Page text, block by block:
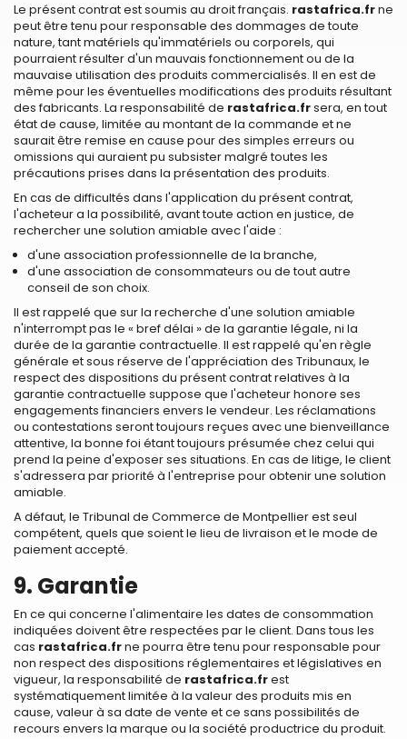
Le présent contrat est soumis au droit français. rastafrica.frne
peut être tenu pour responsable des dommages de toute
nature, tant matériels qu'immatériels ou corporels, qui
pourraient résulter d'un mauvais fonctionnement ou de la
mauvaise utilisation des produits commercialisés. Il en est de
même pour les éventuelles modifications des produits résultant
des fabricants. La responsabilité de rastafrica.frsera, en tout
état de cause, limitée au montant de la commande et ne
saurait être remise en cause pour des simples erreurs ou
omissions qui auraient pu subsister malgré toutes les
précautions prises dans la présentation des produits.
En cas de difficultés dans l'application du présent contrat,
l'acheteur a la possibilité, avant toute action en justice, de
rechercher une solution amiable avec l'aide :
d'une association professionnelle de la branche,
d'une association de consommateurs ou de tout autre
conseil de son choix.
Il est rappelé que sur la recherche d'une solution amiable
n'interrompt pas le « bref délai » de la garantie légale, ni la
durée de la garantie contractuelle. Il est rappelé qu'en règle
générale et sous réserve de l'appréciation des Tribunaux, le
respect des dispositions du présent contrat relatives à la
garantie contractuelle suppose que l'acheteur honore ses
engagements financiers envers le vendeur. Les réclamations
ou contestations seront toujours reçues avec une bienveillance
attentive, la bonne foi étant toujours présumée chez celui qui
prend la peine d'exposer ses situations. En cas de litige, le client
s'adressera par priorité à l'entreprise pour obtenir une solution
amiable.
A défaut, le Tribunal de Commerce de Montpellier est seul
compétent, quels que soient le lieu de livraison et le mode de
paiement accepté.
9. Garantie
En ce qui concerne l'alimentaire les dates de consommation
indiquées doivent être respectées par le client. Dans tous les
cas rastafrica.frne pourra être tenu pour responsable pour
non respect des dispositions réglementaires et législatives en
vigueur, la responsabilité de rastafrica.frest
systématiquement limitée à la valeur des produits mis en
cause, valeur à sa date de vente et ce sans possibilités de
recours envers la marque ou la société productrice du produit.